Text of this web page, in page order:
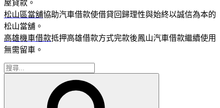
屋貸款。
松山區當舖協助汽車借款使借貸回歸理性與始終以誠信為本的
松山當舖。
高雄機車借款抵押高雄借款方式完款後鳳山汽車借款繼續使用
無需留車。
搜